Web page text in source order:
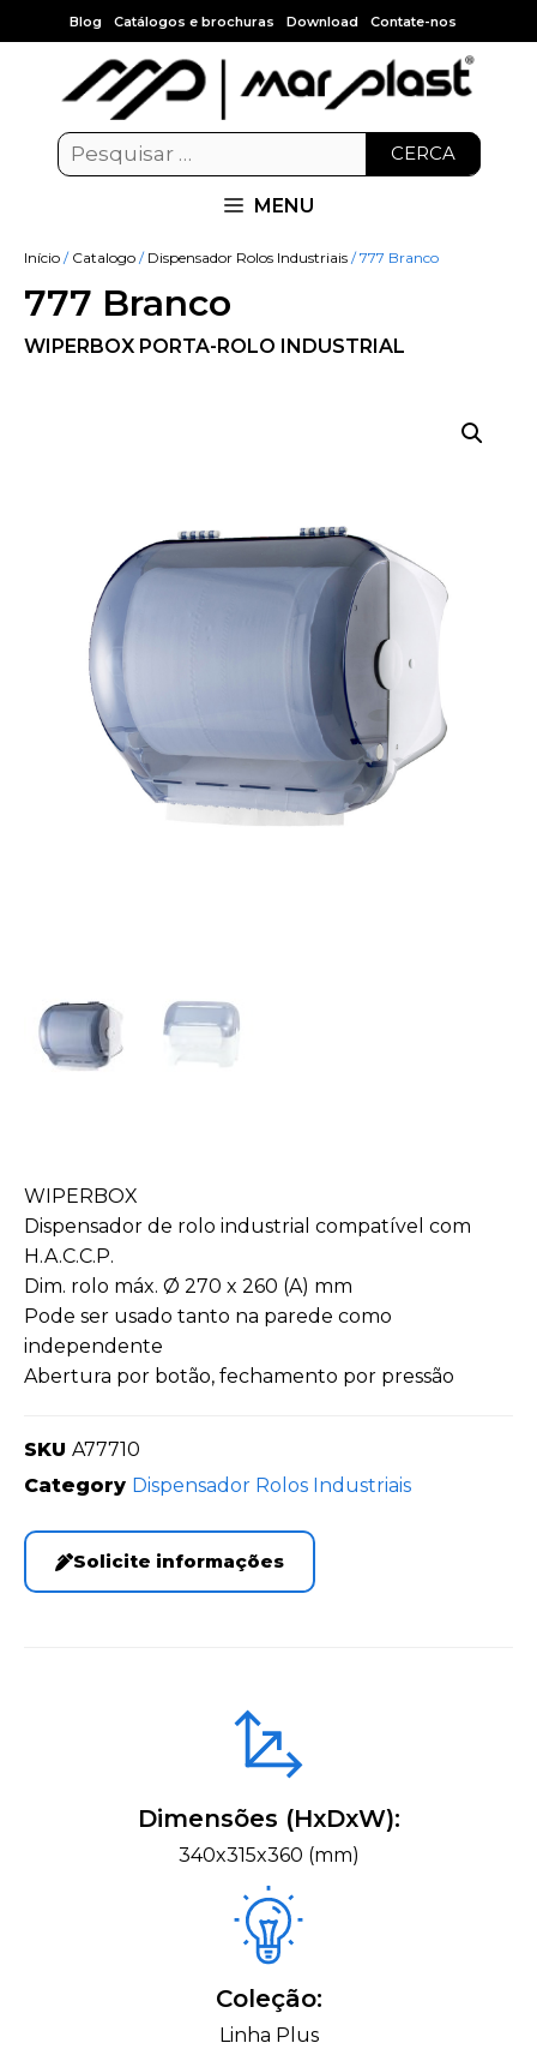
Blog Catálogos e brochuras Download Contate-nos
CERCA
MENU
Início / Catalogo / Dispensador Rolos Industriais / 777 Branco
777 Branco
WIPERBOX PORTA-ROLO INDUSTRIAL
WIPERBOX
Dispensador de rolo industrial compatível com
H.A.C.C.P.
Dim. rolo máx. Ø 270 x 260 (A) mm
Pode ser usado tanto na parede como
independente
Abertura por botão, fechamento por pressão
SKU A77710
Category Dispensador Rolos Industriais
Solicite informações
Dimensões (HxDxW):
340x315x360 (mm)
Coleção:
Linha Plus